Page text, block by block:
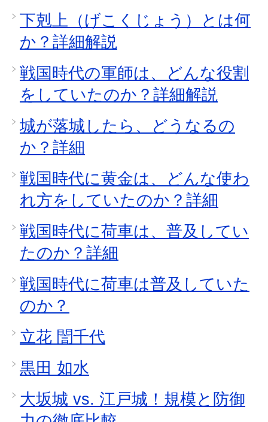
下剋上（げこくじょう）とは何
か？詳細解説
戦国時代の軍師は、どんな役割
をしていたのか？詳細解説
城が落城したら、どうなるの
か？詳細
戦国時代に黄金は、どんな使わ
れ方をしていたのか？詳細
戦国時代に荷車は、普及してい
たのか？詳細
戦国時代に荷車は普及していた
のか？
立花 誾千代
黒田 如水
大坂城 vs. 江戸城！規模と防御